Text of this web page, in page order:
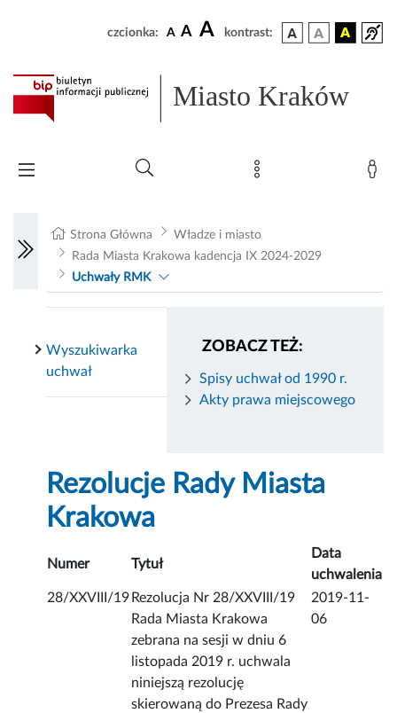
czcionka: A A A kontrast:
Miasto Kraków
Strona Główna
Władze i miasto
Rada Miasta Krakowa kadencja IX 2024-2029
Uchwały RMK
ZOBACZ TEŻ:
Spisy uchwał od 1990 r.
Akty prawa miejscowego
Wyszukiwarka
uchwał
Rezolucje Rady Miasta
Krakowa
Numer Tytuł
Data
uchwalenia
28/XXVIII/19 Rezolucja Nr 28/XXVIII/19
Rada Miasta Krakowa
zebrana na sesji w dniu 6
listopada 2019 r. uchwala
niniejszą rezolucję
skierowaną do Prezesa Rady
2019-11-
06